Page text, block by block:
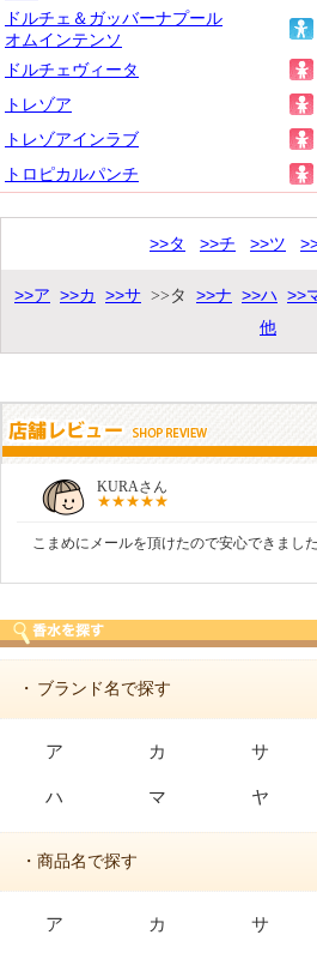
ドルチェ＆ガッバーナプール
オムインテンソ
ドルチェヴィータ
トレゾア
トレゾアインラブ
トロピカルパンチ
>>タ >>チ >>ツ
>>ア >>カ >>サ >>タ >>ナ >>ハ >>
他
KURAさん
こまめにメールを頂けたので安心できました
・ ブランド名で探す
ア カ サ
ハ マ ヤ
・商品名で探す
ア カ サ